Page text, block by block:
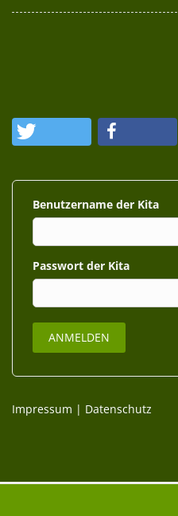
Benutzername
Passwort
Impressum | Datenschutz